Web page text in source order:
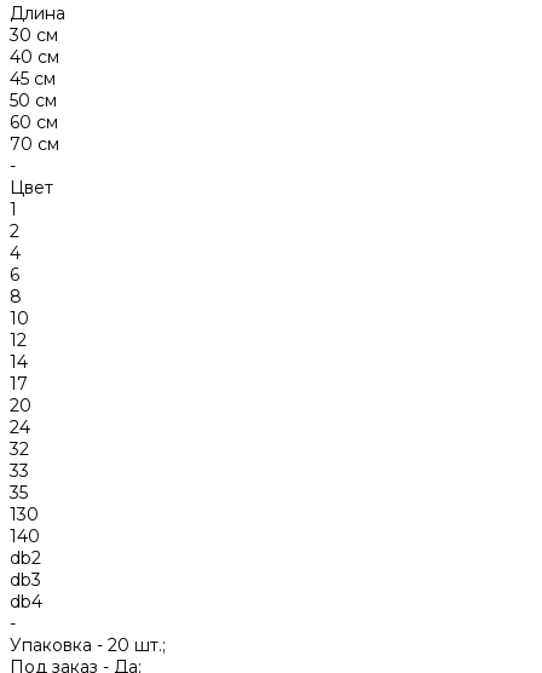
Длина
30 см
40 см
45 см
50 см
60 см
70 см
-
Цвет
1
2
4
6
8
10
12
14
17
20
24
32
33
35
130
140
db2
db3
db4
-
Упаковка - 20 шт.;
Под заказ - Да;